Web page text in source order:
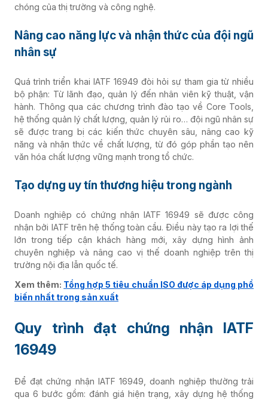
chóng của thị trường và công nghệ.
Nâng cao năng lực và nhận thức của đội ngũ
nhân sự
Quá trình triển khai IATF 16949 đòi hỏi sự tham gia từ nhiều
bộ phận: Từ lãnh đạo, quản lý đến nhân viên kỹ thuật, vận
hành. Thông qua các chương trình đào tạo về Core Tools,
hệ thống quản lý chất lượng, quản lý rủi ro… đội ngũ nhân sự
sẽ được trang bị các kiến thức chuyên sâu, nâng cao kỹ
năng và nhận thức về chất lượng, từ đó góp phần tạo nên
văn hóa chất lượng vững mạnh trong tổ chức.
Tạo dựng uy tín thương hiệu trong ngành
Doanh nghiệp có chứng nhận IATF 16949 sẽ được công
nhận bởi IATF trên hệ thống toàn cầu. Điều này tạo ra lợi thế
lớn trong tiếp cận khách hàng mới, xây dựng hình ảnh
chuyên nghiệp và nâng cao vị thế doanh nghiệp trên thị
trường nội địa lẫn quốc tế.
Xem thêm: Tổng hợp 5 tiêu chuẩn ISO được áp dụng phổ
biến nhất trong sản xuất
Quy trình đạt chứng nhận IATF
16949
Để đạt chứng nhận IATF 16949, doanh nghiệp thường trải
qua 6 bước gồm: đánh giá hiện trạng, xây dựng hệ thống